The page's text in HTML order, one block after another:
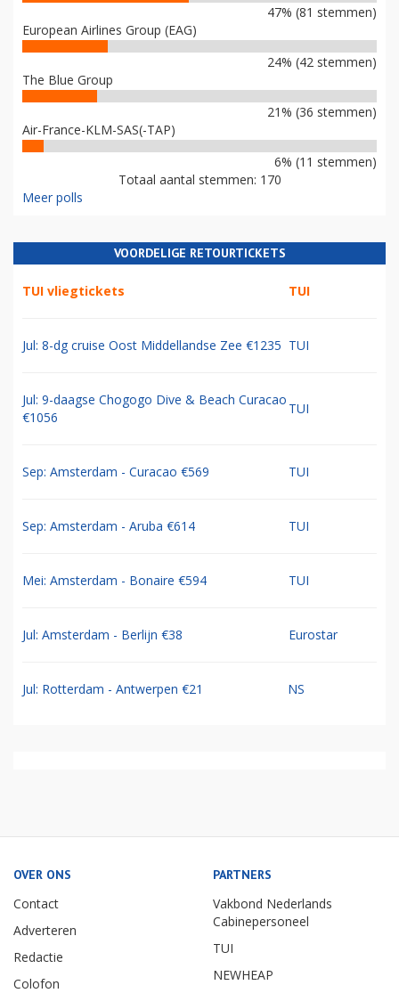
47% (81 stemmen)
European Airlines Group (EAG)
24% (42 stemmen)
The Blue Group
21% (36 stemmen)
Air-France-KLM-SAS(-TAP)
6% (11 stemmen)
Totaal aantal stemmen: 170
Meer polls
VOORDELIGE RETOURTICKETS
TUI vliegtickets TUI
Jul: 8-dg cruise Oost Middellandse Zee €1235 TUI
Jul: 9-daagse Chogogo Dive & Beach Curacao
€1056
TUI
Sep: Amsterdam - Curacao €569 TUI
Sep: Amsterdam - Aruba €614 TUI
Mei: Amsterdam - Bonaire €594 TUI
Jul: Amsterdam - Berlijn €38 Eurostar
Jul: Rotterdam - Antwerpen €21 NS
OVER ONS
Contact
Adverteren
Redactie
Colofon
PARTNERS
Vakbond Nederlands
Cabinepersoneel
TUI
NEWHEAP